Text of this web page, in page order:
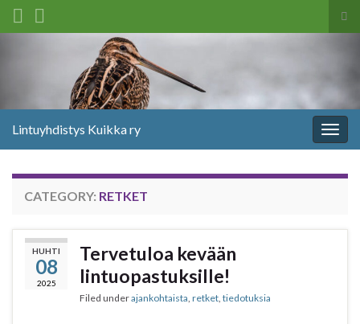
Search for:
Lintuyhdistys Kuikka ry
CATEGORY: RETKET
HUHTI
08
2025
Tervetuloa kevään
lintuopastuksille!
Filed underajankohtaista, retket, tiedotuksia